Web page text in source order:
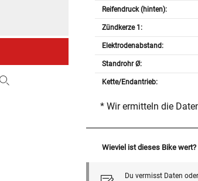
Reifendruck (hinten):
Zündkerze 1:
Elektrodenabstand:
Standrohr Ø:
Kette/Endantrieb:
* Wir ermitteln die
Wieviel ist dieses Bike wert?
Du vermisst Daten